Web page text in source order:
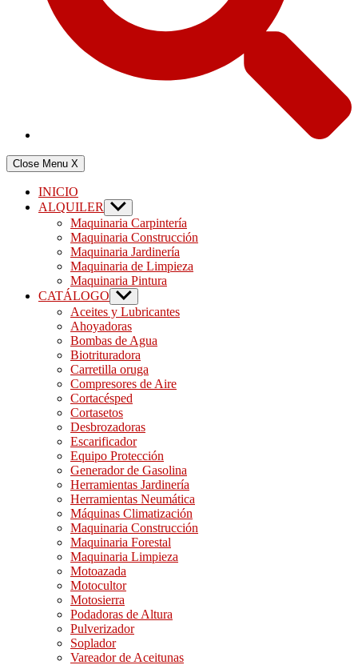
Close Menu X
INICIO
ALQUILER
Show
sub
menu
Maquinaria Carpintería
Maquinaria Construcción
Maquinaria Jardinería
Maquinaria de Limpieza
Maquinaria Pintura
CATÁLOGO Show
sub
menu
Aceites y Lubricantes
Ahoyadoras
Bombas de Agua
Biotrituradora
Carretilla oruga
Compresores de Aire
Cortacésped
Cortasetos
Desbrozadoras
Escarificador
Equipo Protección
Generador de Gasolina
Herramientas Jardinería
Herramientas Neumática
Máquinas Climatización
Maquinaria Construcción
Maquinaria Forestal
Maquinaria Limpieza
Motoazada
Motocultor
Motosierra
Podadoras de Altura
Pulverizador
Soplador
Vareador de Aceitunas